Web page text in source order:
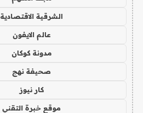
الشرقية الاقتصادية
عالم الايفون
مدونة كوكان
صحيفة نهج
كار نيوز
موقع خبرة التقني